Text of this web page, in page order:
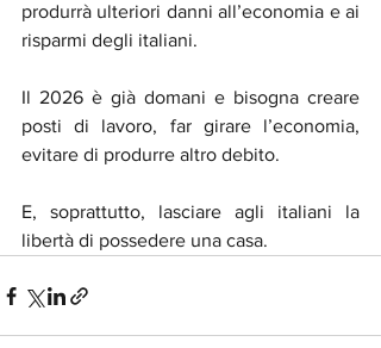
produrrà ulteriori danni all’economia e ai
risparmi degli italiani.
Il 2026 è già domani e bisogna creare
posti di lavoro, far girare l’economia,
evitare di produrre altro debito.
E, soprattutto, lasciare agli italiani la
libertà di possedere una casa.